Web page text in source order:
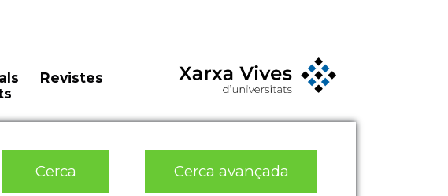
Revistes
Cerca Cerca avançada